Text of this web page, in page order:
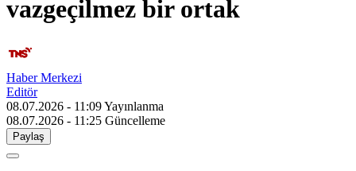
vazgeçilmez bir ortak
Haber Merkezi
Editör
08.07.2026 - 11:09Yayınlanma
08.07.2026 - 11:25 Güncelleme
Paylaş